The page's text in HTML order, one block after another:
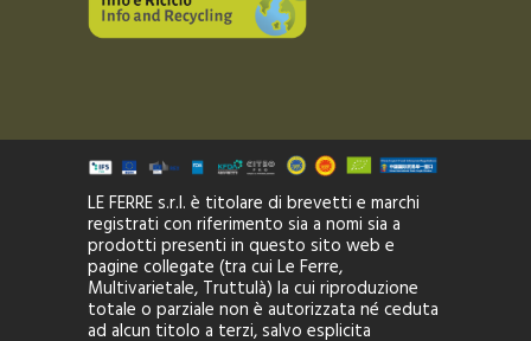
LE FERRE s.r.l. è titolare di brevetti e marchi
registrati con riferimento sia a nomi sia a
prodotti presenti in questo sito web e
pagine collegate (tra cui Le Ferre,
Multivarietale, Truttulà) la cui riproduzione
totale o parziale non è autorizzata né ceduta
ad alcun titolo a terzi, salvo esplicita